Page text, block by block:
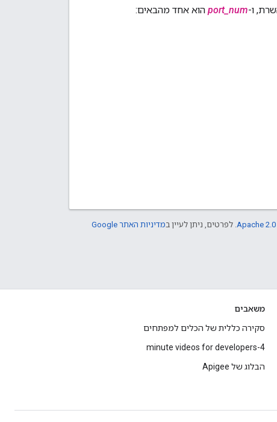
port_num הוא אחד מהבאים:
Apache 2.0. לפרטים, ניתן לעיין ב
מדיניות האתר Google
משאבים
סקירה כללית של הכלים למפתחים
4-minute videos for developers
הבלוג של Apigee